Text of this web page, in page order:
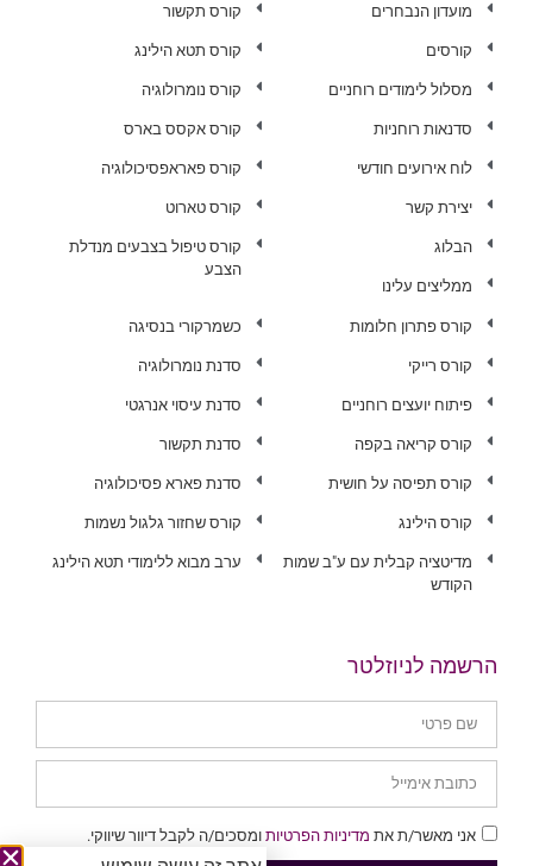
מועדון הנבחרים
קורסים
מסלול לימודים רוחניים
סדנאות רוחניות
לוח אירועים חודשי
יצירת קשר
הבלוג
ממליצים עלינו
קורס תקשור
קורס תטא הילינג
קורס נומרולוגיה
קורס אקסס בארס
קורס פאראפסיכולוגיה
קורס טארוט
קורס טיפול בצבעים מנדלת
הצבע
קורס פתרון חלומות
קורס רייקי
פיתוח יועצים רוחניים
קורס קריאה בקפה
קורס תפיסה על חושית
קורס הילינג
מדיטציה קבלית עם ע"ב שמות
הקודש
כשמרקורי בנסיגה
סדנת נומרולוגיה
סדנת עיסוי אנרגטי
סדנת תקשור
סדנת פארא פסיכולוגיה
קורס שחזור גלגול נשמות
ערב מבוא ללימודי תטא הילינג
הרשמה לניוזלטר
אני מאשר/ת את מדיניות הפרטיות ומסכים/ה לקבל דיוור שיווקי.